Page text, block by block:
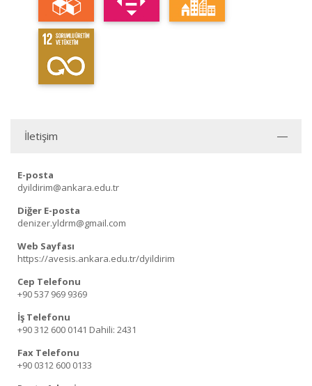
İletişim
E-posta
dyildirim@ankara.edu.tr
Diğer E-posta
denizer.yldrm@gmail.com
Web Sayfası
https://avesis.ankara.edu.tr/dyildirim
Cep Telefonu
+90 537 969 9369
İş Telefonu
+90 312 600 0141 Dahili: 2431
Fax Telefonu
+90 0312 600 0133